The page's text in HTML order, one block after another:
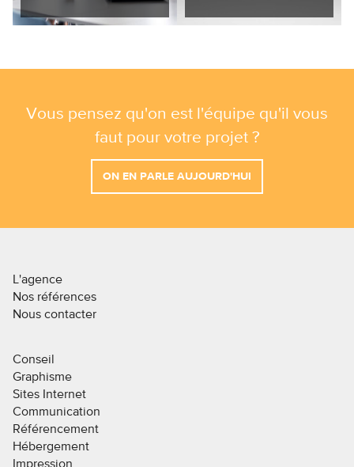
Vous pensez qu'on est l'équipe qu'il vous
faut pour votre projet ?
ON EN PARLE AUJOURD'HUI
L'agence
Nos références
Nous contacter
Conseil
Graphisme
Sites Internet
Communication
Référencement
Hébergement